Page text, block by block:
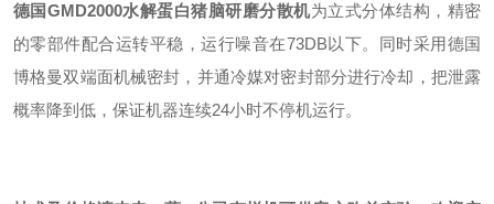
德国GMD2000水解蛋白猪脑研磨分散机为立式分体结构，精密
的零部件配合运转平稳，运行噪音在73DB以下。同时采用德国
博格曼双端面机械密封，并通冷媒对密封部分进行冷却，把泄露
概率降到低，保证机器连续24小时不停机运行。